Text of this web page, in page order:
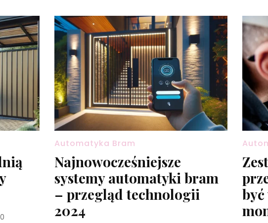
Automatyka Bram
Najnowocześniejsze
systemy automatyki bram
– przegląd technologii
2024